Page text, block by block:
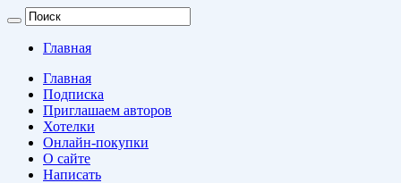
Главная
Главная
Подписка
Приглашаем авторов
Хотелки
Онлайн-покупки
О сайте
Написать